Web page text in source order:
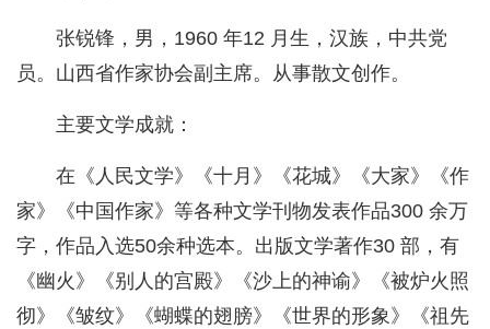
张锐锋，男，1960 年12 月生，汉族，中共党
员。山西省作家协会副主席。从事散文创作。
主要文学成就：
在《人民文学》《十月》《花城》《大家》《作
家》《中国作家》等各种文学刊物发表作品300 余万
字，作品入选50余种选本。出版文学著作30 部，有
《幽火》《别人的宫殿》《沙上的神谕》《被炉火照
彻》《皱纹》《蝴蝶的翅膀》《世界的形象》《祖先